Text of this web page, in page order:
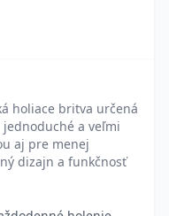
holiace britva určená
a veľmi
aj pre menej
dizajn a funkčnosť